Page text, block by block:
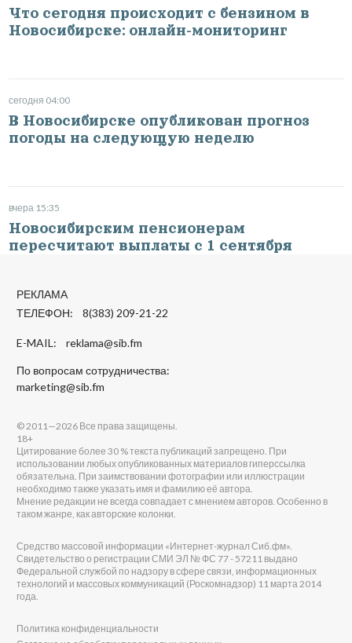
Что сегодня происходит с бензином в
Новосибирске: онлайн-мониторинг
сегодня 04:00
В Новосибирске опубликован прогноз
погоды на следующую неделю
вчера 15:35
Новосибирским пенсионерам
пересчитают выплаты с 1 сентября
РЕКЛАМА
ТЕЛЕФОН: 8(383) 209-21-22
E-MAIL: reklama@sib.fm
По вопросам сотрудничества:
marketing@sib.fm
© 2011—2026 Все права защищены.
18+
Цитирование более 30 % текста публикаций запрещено. При
использовании любых опубликованных материалов гиперссылка
обязательна. При заимствовании фотографии или иллюстрации
необходимо также указать имя и фамилию её автора.
Мнение редакции не всегда совпадает с мнением авторов. Особенно в
таком жанре, как авторские колонки.
Средство массовой информации «Интернет-журнал Сиб.фм».
Свидетельство о регистрации СМИ ЭЛ № ФС 77 - 57211 выдано
Федеральной службой по надзору в сфере связи, информационных
технологий и массовых коммуникаций (Роскомнадзор) 11 марта 2014
года.
Политика конфиденциальности